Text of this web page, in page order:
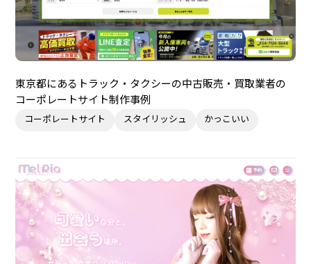
東京都にあるトラック・タクシーの中古販売・買取業者の
コーポレートサイト制作事例
コーポレートサイト スタイリッシュ かっこいい